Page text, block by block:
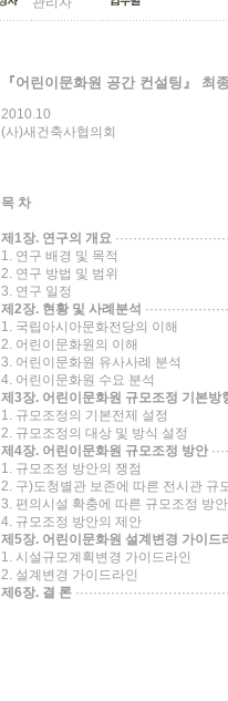
『어린이문화원 공간 컨설팅』 최
2010.10
(사)새건축사협의회
목 차
제1장. 연구의 개요
1. 연구 배경 및 목적
2. 연구 방법 및 범위
3. 연구 일정
제2장. 현황 및 사례분석
1. 국립아시아문화전당의 이해
2. 어린이문화원의 이해
3. 어린이문화원 유사사례 분석
4. 어린이문화원 수요 분석
제3장. 어린이문화원 규모조정 기본방
1. 규모조정의 기본전제 설정
2. 규모조정의 대상 및 방식 설정
제4장. 어린이문화원 규모조정 방안
1. 규모조정 방안의 쟁점
2. 구)도청별관 보존에 따른 전시관 규
3. 편의시설 확충에 따른 규모조정 방안
4. 규모조정 방안의 제안
제5장. 어린이문화원 설계변경 가이드
1. 시설규모계획변경 가이드라인
2. 설계변경 가이드라인
제6장. 결 론